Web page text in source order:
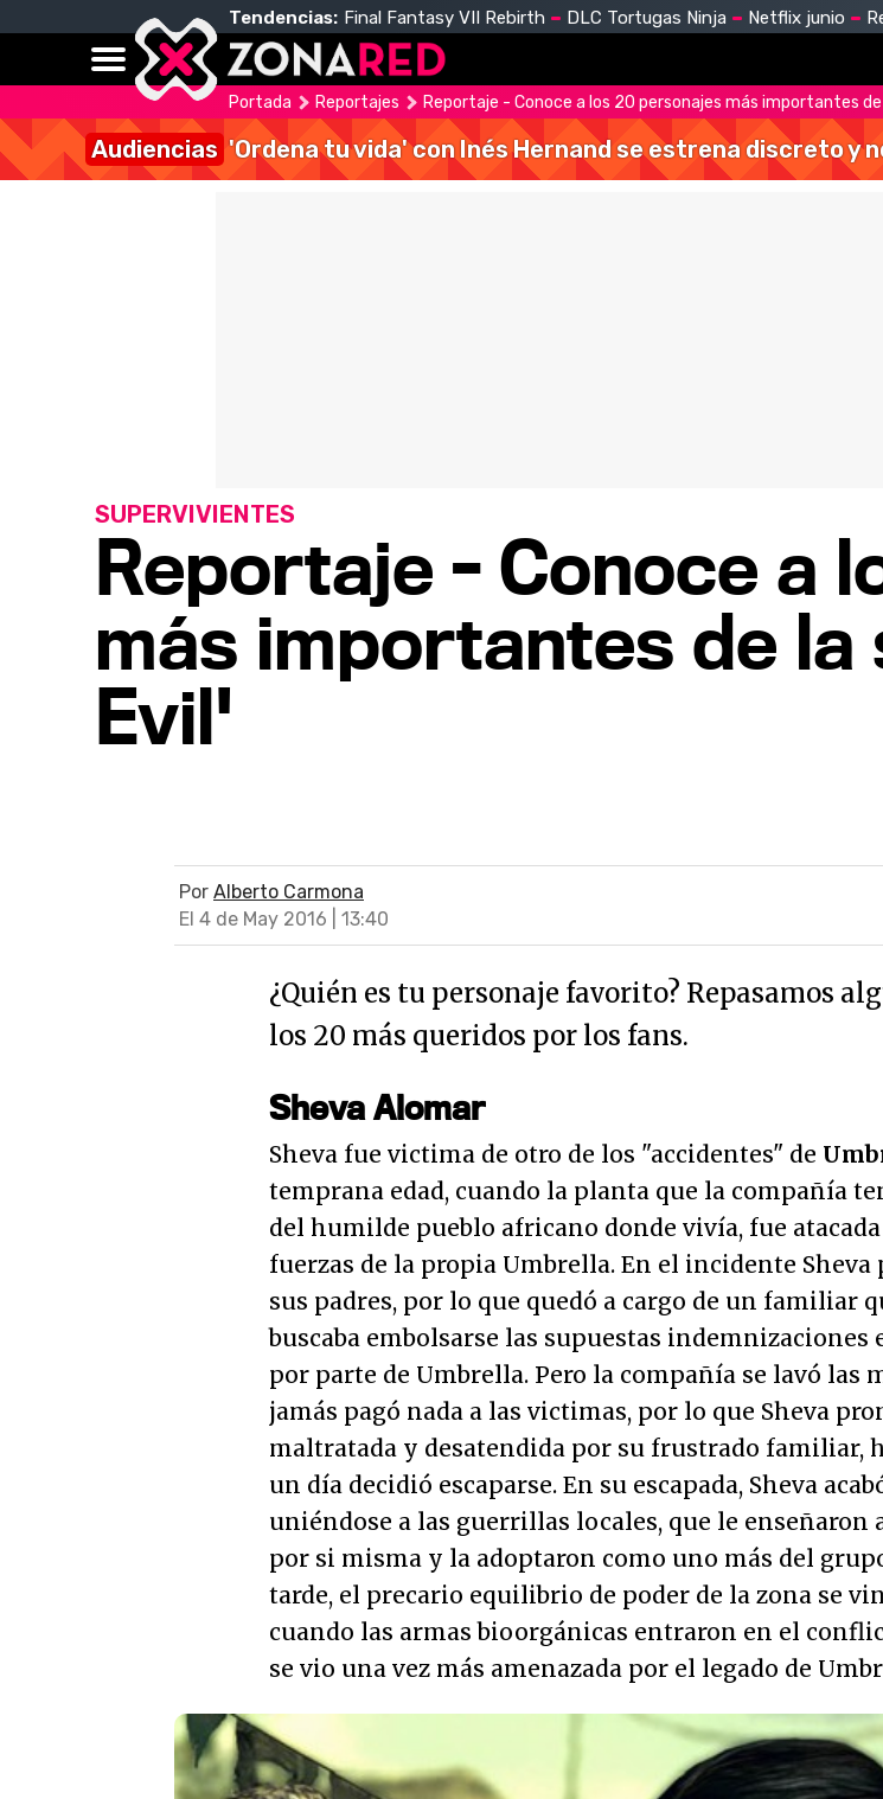
Tendencias: Final Fantasy VII Rebirth DLC Tortugas Ninja Netflix junio
Portada Reportajes Reportaje - Conoce a los 20 personajes más importantes
Audiencias 'Ordena tu vida' con Inés Hernand se estrena discreto y
Reportaje - Conoce a
más importantes de la
Evil'
SUPERVIVIENTES
Por Alberto Carmona
El 4 de May 2016 | 13:40
¿Quién es tu personaje favorito? Repasamos
los 20 más queridos por los fans.
Sheva Alomar
Sheva fue victima de otro de los "accidentes" de
temprana edad, cuando la planta que la compañía
del humilde pueblo africano donde vivía, fue
fuerzas de la propia Umbrella. En el incidente Sheva
sus padres, por lo que quedó a cargo de un familiar
buscaba embolsarse las supuestas indemnizaciones
por parte de Umbrella. Pero la compañía se lavó las
jamás pagó nada a las victimas, por lo que Sheva
maltratada y desatendida por su frustrado familiar,
un día decidió escaparse. En su escapada, Sheva
uniéndose a las guerrillas locales, que le enseñaron
por si misma y la adoptaron como uno más del
tarde, el precario equilibrio de poder de la zona se
cuando las armas bioorgánicas entraron en el
se vio una vez más amenazada por el legado de